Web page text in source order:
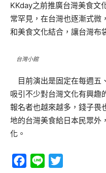
KKday之前推廣台灣美食文
常罕見，在台灣也逐漸式微
和美食文化結合，讓台灣布
台灣小館
目前演出是固定在每週五
吸引不少對台灣文化有興趣
報名者也越來越多，錢子畏
地的台灣美食給日本民眾外
化。
Facebook
Line